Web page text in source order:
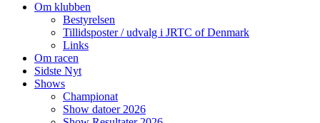
Om klubben
Bestyrelsen
Tillidsposter / udvalg i JRTC of Denmark
Links
Om racen
Sidste Nyt
Shows
Championat
Show datoer 2026